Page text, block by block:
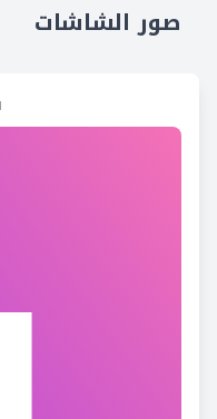
صور الشاشات